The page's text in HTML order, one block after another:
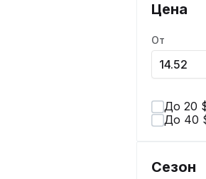
Цена
От
До 20
До 40
Сезон